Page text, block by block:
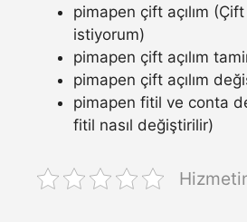
pimapen çift açılım (Çift
istiyorum)
pimapen çift açılım
pimapen çift açılım
pimapen fitil ve conta
fitil nasıl değiştirilir)